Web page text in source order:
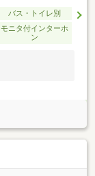
バス・トイレ別
モニタ付インターホ
ン